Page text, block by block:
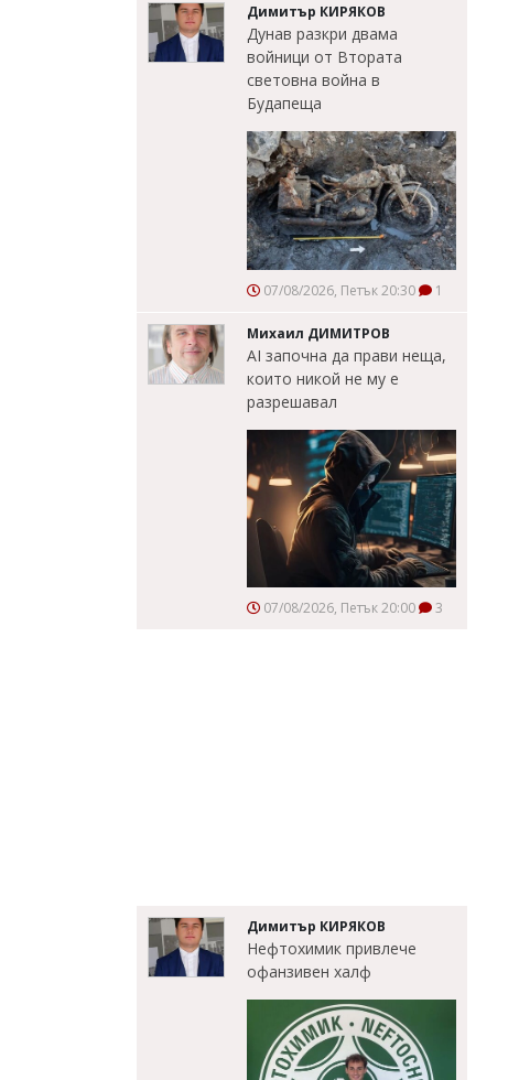
Димитър КИРЯКОВ
Дунав разкри двама
войници от Втората
световна война в
Будапеща
07/08/2026, Петък 20:30 1
Михаил ДИМИТРОВ
AI започна да прави неща,
които никой не му е
разрешавал
07/08/2026, Петък 20:00 3
Димитър КИРЯКОВ
Нефтохимик привлече
офанзивен халф